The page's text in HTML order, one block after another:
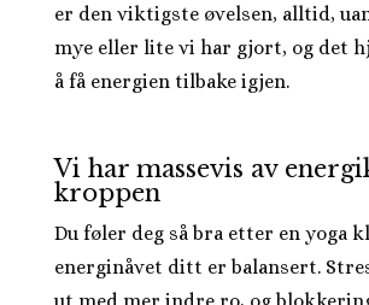
er den viktigste øvelsen, alltid,
mye eller lite vi har gjort, og det
å få energien tilbake igjen.
Vi har massevis av
kroppen
Du føler deg så bra etter en yoga
energinåvet ditt er balansert.
ut med mer indre ro, og